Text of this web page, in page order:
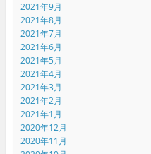
2021年9月
2021年8月
2021年7月
2021年6月
2021年5月
2021年4月
2021年3月
2021年2月
2021年1月
2020年12月
2020年11月